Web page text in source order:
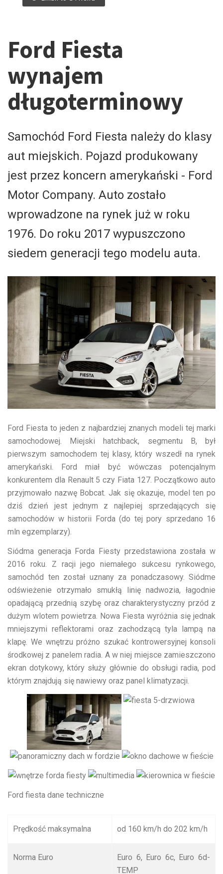
Ford Fiesta
wynajem
długoterminowy
Samochód Ford Fiesta należy do klasy
aut miejskich. Pojazd produkowany
jest przez koncern amerykański - Ford
Motor Company. Auto zostało
wprowadzone na rynek już w roku
1976. Do roku 2017 wypuszczono
siedem generacji tego modelu auta.
Ford Fiesta to jeden z najbardziej znanych modeli tej marki
samochodowej. Miejski hatchback, segmentu B, był
pierwszym samochodem tej klasy, który wszedł na rynek
amerykański. Ford miał być wówczas potencjalnym
konkurentem dla Renault 5 czy Fiata 127. Początkowo auto
przyjmowało nazwę Bobcat. Jak się okazuje, model ten po
dziś dzień jest jednym z najlepiej sprzedających się
samochodów w historii Forda (do tej pory sprzedano 16
mln egzemplarzy).
Siódma generacja Forda Fiesty przedstawiona została w
2016 roku. Z racji jego niemałego sukcesu rynkowego,
samochód ten został uznany za ponadczasowy. Siódme
odświeżenie otrzymało smukłą linię nadwozia, łagodnie
opadającą przednią szybę oraz charakterystyczny przód z
dużym wlotem powietrza. Nowa Fiesta wyróżnia się jednak
mniejszymi reflektorami oraz zachodzącą tyla lampą na
klapę. We wnętrzu próżno szukać kontrowersyjnej konsoli
środkowej z panelem radia. A w niej miejsce zamieszczono
ekran dotykowy, który służy głównie do obsługi radia, pod
którym znajdują się nawiewy oraz panel klimatyzacji.
Ford fiesta dane techniczne
Prędkość maksymalna od 160 km/h do 202 km/h
Norma Euro
Euro 6, Euro 6c, Euro 6d-
TEMP